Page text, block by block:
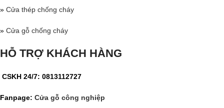
» Cửa thép chống cháy
» Cửa gỗ chống cháy
HỖ TRỢ KHÁCH HÀNG
CSKH 24/7: 0813112727
Fanpage: Cửa gỗ công nghiệp